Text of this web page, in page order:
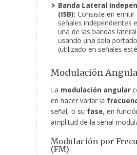
Banda Lateral
(ISB): Consiste en emitir
señales independientes
una de las bandas
usando una sola
(utilizado en señales
Modulación
La modulación angular
en hacer variar la
señal, o su fase, en
amplitud de la señal
Modulación por
(FM)